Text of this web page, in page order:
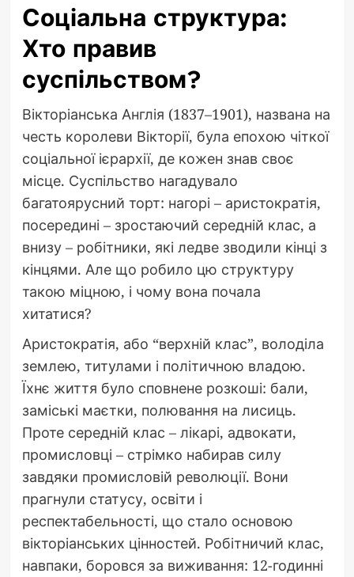
Соціальна структура:
Хто правив
суспільством?
Вікторіанська Англія (1837–1901), названа на
честь королеви Вікторії, була епохою чіткої
соціальної ієрархії, де кожен знав своє
місце. Суспільство нагадувало
багатоярусний торт: нагорі – аристократія,
посередині – зростаючий середній клас, а
внизу – робітники, які ледве зводили кінці з
кінцями. Але що робило цю структуру
такою міцною, і чому вона почала
хитатися?
Аристократія, або “верхній клас”, володіла
землею, титулами і політичною владою.
Їхнє життя було сповнене розкоші: бали,
заміські маєтки, полювання на лисиць.
Проте середній клас – лікарі, адвокати,
промисловці – стрімко набирав силу
завдяки промисловій революції. Вони
прагнули статусу, освіти і
респектабельності, що стало основою
вікторіанських цінностей. Робітничий клас,
навпаки, боровся за виживання: 12-годинні